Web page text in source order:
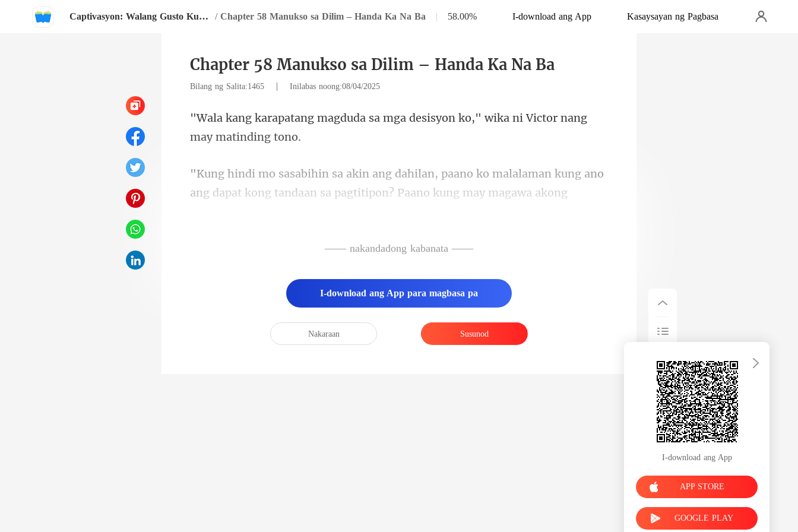
Captivasyon: Walang Gusto Kundi Ikaw / Chapter 58 Manukso sa Dilim – Handa Ka Na Ba | 58.00% I-download ang App Kasaysayan ng Pagbasa
Chapter 58 Manukso sa Dilim – Handa Ka Na Ba
Bilang ng Salita:1465 | Inilabas noong:08/04/2025
sa mga desisyon ko," wika ni V
ong tandaan sa pagtitipon? Paano kung may magawa akong
—— nakandadong kabanata ——
I-download ang App para magbasa pa
Nakaraan Susunod
I-download ang App
APP STORE
GOOGLE PLAY